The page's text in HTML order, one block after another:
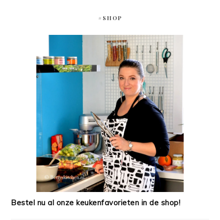
#SHOP
Bestel nu al onze keukenfavorieten in de shop!